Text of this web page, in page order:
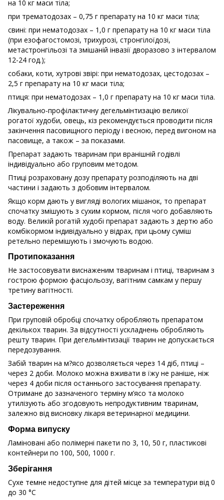
на 10 кг маси тіла;
при трематодозах – 0,75 г препарату на 10 кг маси тіла;
свині: при нематодозах – 1,0 г препарату на 10 кг маси тіла
(при езофагостомозі, трихурозі, стронгілоїдозі,
метастронгільозі та змішаній інвазії дворазово з інтервалом
12-24 год.);
собаки, коти, хутрові звірі: при нематодозах, цестодозах –
2,5 г препарату на 10 кг маси тіла;
птиця: при нематодозах – 1,0 г препарату на 10 кг маси тіла.
Лікувально-профілактичну дегельмінтизацію великої
рогатої худоби, овець, кіз рекомендується проводити після
закінчення пасовищного періоду і весною, перед вигоном на
пасовище, а також – за показами.
Препарат задають тваринам при вранішній годівлі
індивідуально або груповим методом.
Птиці розраховану дозу препарату розподіляють на дві
частини і задають з добовим інтервалом.
Якщо корм дають у вигляді вологих мішанок, то препарат
спочатку змішують з сухим кормом, після чого добавляють
воду. Великій рогатій худобі препарат задають з дертю або
комбікормом індивідуально у відрах, при цьому суміш
ретельно перемішують і змочують водою.
Протипоказання
Не застосовувати виснаженим тваринам і птиці, тваринам з
гострою формою фасціольозу, вагітним самкам у першу
третину вагітності.
Застереження
При груповій обробці спочатку обробляють препаратом
декількох тварин. За відсутності ускладнень обробляють
решту тварин. При дегельмінтизації тварин не допускається
передозування.
Забій тварин на м?ясо дозволяється через 14 діб, птиці –
через 2 доби. Молоко можна вживати в їжу не раніше, ніж
через 4 доби після останнього застосування препарату.
Отримане до зазначеного терміну м’ясо та молоко
утилізують або згодовують непродуктивним тваринам,
залежно від висновку лікаря ветеринарної медицини.
Форма випуску
Ламіновані або полімерні пакети по 3, 10, 50 г, пластикові
контейнери по 100, 500, 1000 г.
Зберігання
Сухе темне недоступне для дітей місце за температури від 0
до 30 °С